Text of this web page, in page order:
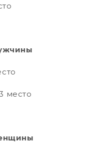
место